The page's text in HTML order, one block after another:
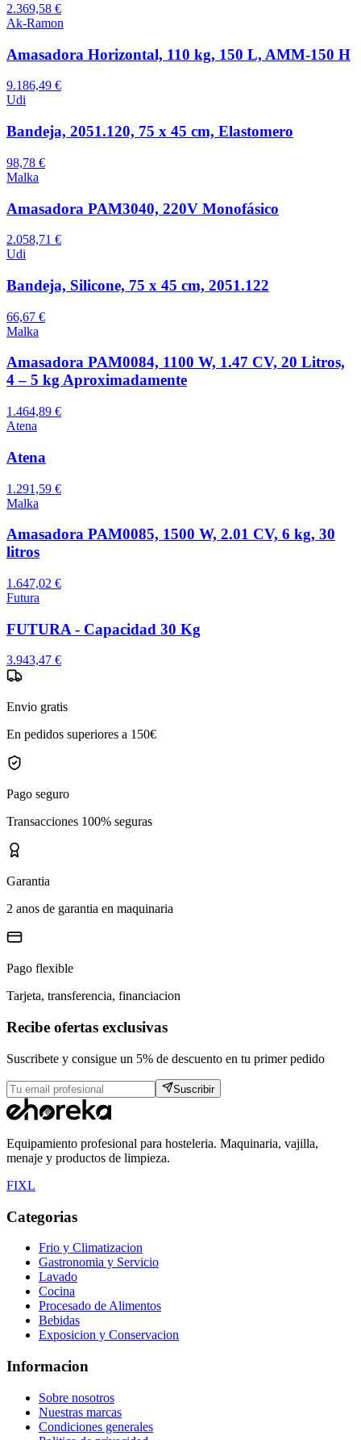
2.369,58 €
Ak-Ramon
Amasadora Horizontal, 110 kg, 150 L, AMM-150 H
9.186,49 €
Udi
Bandeja, 2051.120, 75 x 45 cm, Elastomero
98,78 €
Malka
Amasadora PAM3040, 220V Monofásico
2.058,71 €
Udi
Bandeja, Silicone, 75 x 45 cm, 2051.122
66,67 €
Malka
Amasadora PAM0084, 1100 W, 1.47 CV, 20 Litros,
4 – 5 kg Aproximadamente
1.464,89 €
Atena
Atena
1.291,59 €
Malka
Amasadora PAM0085, 1500 W, 2.01 CV, 6 kg, 30
litros
1.647,02 €
Futura
FUTURA - Capacidad 30 Kg
3.943,47 €
Envio gratis
En pedidos superiores a 150€
Pago seguro
Transacciones 100% seguras
Garantia
2 anos de garantia en maquinaria
Pago flexible
Tarjeta, transferencia, financiacion
Recibe ofertas exclusivas
Suscribete y consigue un 5% de descuento en tu primer pedido
Suscribir
Equipamiento profesional para hosteleria. Maquinaria, vajilla,
menaje y productos de limpieza.
FIXL
Categorias
Frio y Climatizacion
Gastronomia y Servicio
Lavado
Cocina
Procesado de Alimentos
Bebidas
Exposicion y Conservacion
Informacion
Sobre nosotros
Nuestras marcas
Condiciones generales